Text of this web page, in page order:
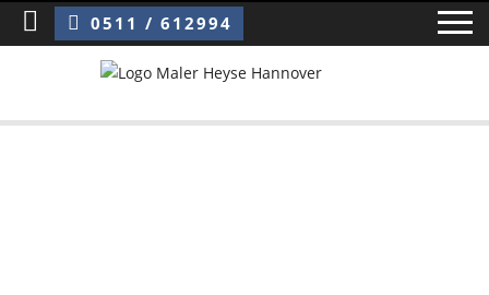
Sie sind hier:Arbeitsbühne mieten in Hannover
0511 / 612994